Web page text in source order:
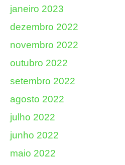
janeiro 2023
dezembro 2022
novembro 2022
outubro 2022
setembro 2022
agosto 2022
julho 2022
junho 2022
maio 2022